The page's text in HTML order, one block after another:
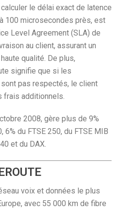
le délai exact de latence
100 microsecondes près, est
Level Agreement (SLA) de
au client, assurant un
qualité. De plus,
signifie que si les
pas respectés, le client
frais additionnels.
2008, gère plus de 9%
6% du FTSE 250, du FTSE MIB
et du DAX.
voix et données le plus
avec 55 000 km de fibre